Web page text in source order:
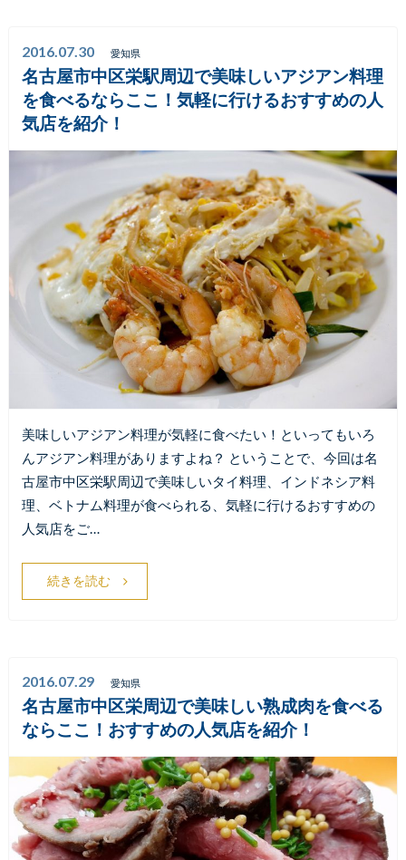
2016.07.30 愛知県
名古屋市中区栄駅周辺で美味しいアジアン料理
を食べるならここ！気軽に行けるおすすめの人
気店を紹介！
美味しいアジアン料理が気軽に食べたい！といってもいろ
んアジアン料理がありますよね？ ということで、今回は名
古屋市中区栄駅周辺で美味しいタイ料理、インドネシア料
理、ベトナム料理が食べられる、気軽に行けるおすすめの
人気店をご…
続きを読む
2016.07.29 愛知県
名古屋市中区栄周辺で美味しい熟成肉を食べる
ならここ！おすすめの人気店を紹介！